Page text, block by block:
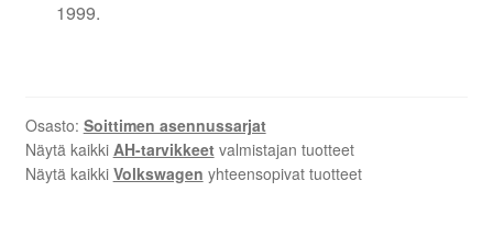
1999.
Osasto: Soittimen asennussarjat
Näytä kaikki AH-tarvikkeetvalmistajan tuotteet
Näytä kaikki Volkswagen yhteensopivat tuotteet